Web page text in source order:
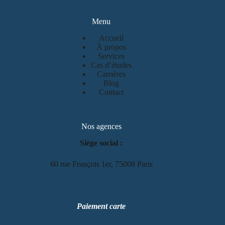
Menu
Accueil
À propos
Services
Cas d’études
Carrières
Blog
Contact
Nos agences
Siège social :
60 rue François 1er, 75008 Paris
Paiement carte